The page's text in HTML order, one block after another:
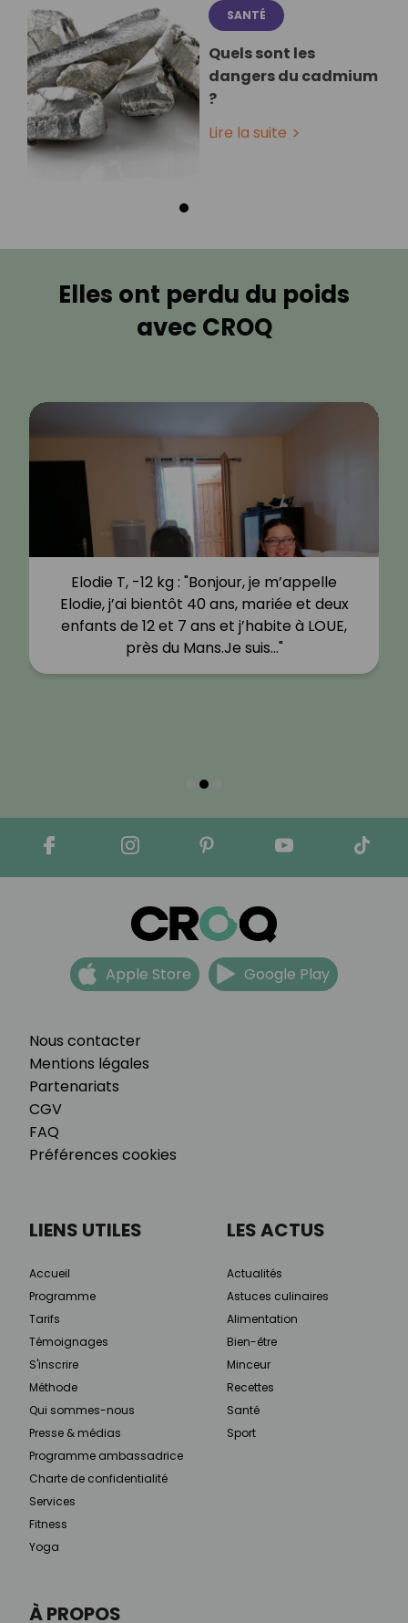
SANTÉ
Quels sont les
dangers du cadmium
?
Lire la suite
Elles ont perdu du poids
avec CROQ
Elodie T, -12 kg : "Bonjour, je m’appelle
Elodie, j’ai bientôt 40 ans, mariée et deux
enfants de 12 et 7 ans et j’habite à LOUE,
près du Mans.Je suis…"
Nous contacter
Mentions légales
Partenariats
CGV
FAQ
Préférences cookies
Apple Store Google Play
À PROPOS
LIENS UTILES
Accueil
Programme
Tarifs
Témoignages
S'inscrire
Méthode
Qui sommes-nous
Presse & médias
Programme ambassadrice
Charte de confidentialité
Services
Fitness
Yoga
LES ACTUS
Actualités
Astuces culinaires
Alimentation
Bien-être
Minceur
Recettes
Santé
Sport